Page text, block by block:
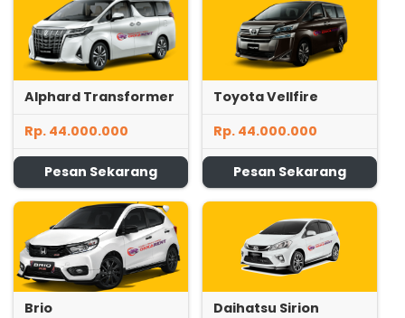
Alphard Transformer
Rp. 44.000.000
Pesan Sekarang
Toyota Vellfire
Rp. 44.000.000
Pesan Sekarang
Brio
Daihatsu Sirion